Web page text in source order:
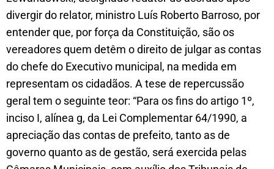
divergir do relator, ministro Luís Roberto Barroso, por
entender que, por força da Constituição, são os
vereadores quem detêm o direito de julgar as contas
do chefe do Executivo municipal, na medida em
representam os cidadãos. A tese de repercussão
geral tem o seguinte teor: “Para os fins do artigo 1º,
inciso I, alínea g, da Lei Complementar 64/1990, a
apreciação das contas de prefeito, tanto as de
governo quanto as de gestão, será exercida pelas